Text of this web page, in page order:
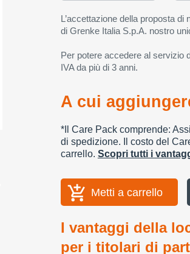
L’accettazione della proposta di
di Grenke Italia S.p.A. nostro
Per potere accedere al servizio
IVA da più di 3 anni.
A cui
*Il Care Pack comprende:
di spedizione. Il costo del
carrello. Scopri tutti i
Metti a carrello
I vantaggi della
per i titolari di